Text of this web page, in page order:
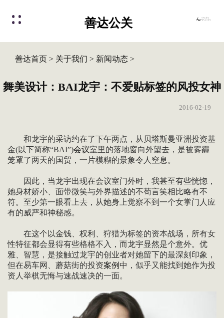
善达公关
善达首页> 关于我们 > 新闻动态>
舞美设计：BAI龙宇：不爱贴标签的风投女神
2016-02-19
和龙宇的采访约在了下午两点，从贝塔斯曼亚洲投资基
金(以下简称“BAI”)会议室里的落地窗向外望去，是被雾霾
笼罩了两天的国贸，一片模糊的景象令人窒息。
因此，当龙宇出现在会议室门外时，我甚至有些恍惚，
她身材娇小、面带微笑与外界描述的不苟言笑相比略有不
符。至少第一眼看上去，从她身上觉察不到一个女掌门人应
有的威严和神秘感。
在这个以金钱、权利、狩猎为标签的资本战场，所有女
性特征都会显得有些格格不入，而龙宇显然是个意外。优
雅、智慧，是接触过龙宇的创业者对她留下的最深刻印象，
但在易车网、蘑菇街的投资案例 中，似乎又能找到她作为投
资人举棋无悔与速战速决的一面。